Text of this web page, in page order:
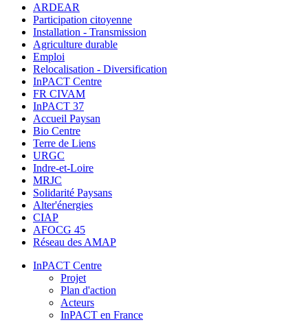
ARDEAR
Participation citoyenne
Installation - Transmission
Agriculture durable
Emploi
Relocalisation - Diversification
InPACT Centre
FR CIVAM
InPACT 37
Accueil Paysan
Bio Centre
Terre de Liens
URGC
Indre-et-Loire
MRJC
Solidarité Paysans
Alter'énergies
CIAP
AFOCG 45
Réseau des AMAP
InPACT Centre
Projet
Plan d'action
Acteurs
InPACT en France